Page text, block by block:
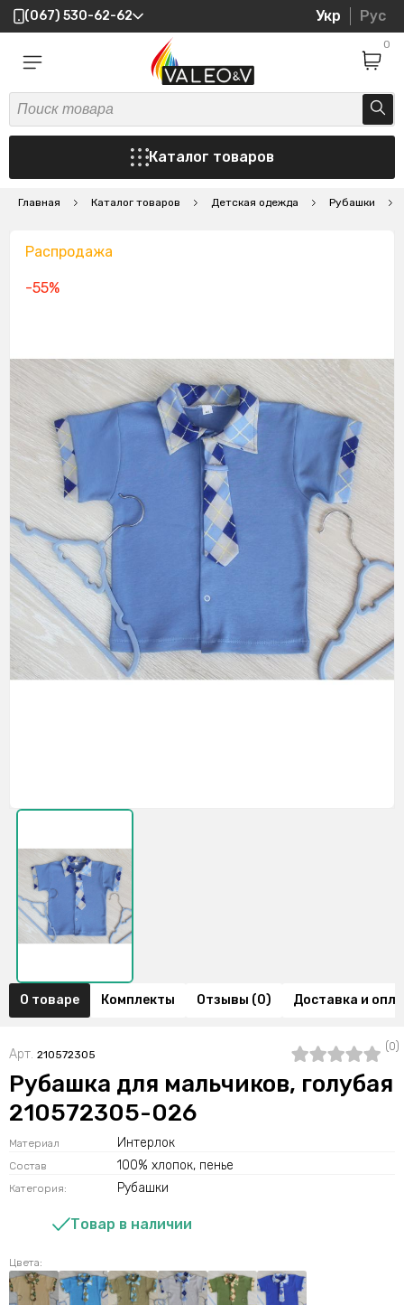
(067) 530-62-62 Укр Рус
0
Каталог товаров
Главная Каталог товаров Детская одежда Рубашки
Распродажа
-55%
О товаре Комплекты Отзывы (0) Доставка и
Арт. 210572305
(0)
Рубашка для мальчиков, голубая
210572305-026
Материал Интерлок
Состав 100% хлопок, пенье
Категория: Рубашки
Товар в наличии
Цвета: